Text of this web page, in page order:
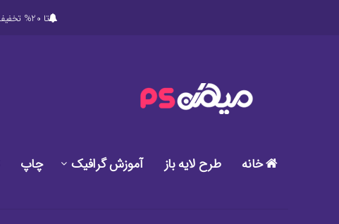
تا 20% تخفیف ویژه در خرید پکیج های ویژه دانلود طرح های گرافیکی لایه باز میهن پی اس دی
خانه طرح لایه باز آموزش گرافیک چاپ